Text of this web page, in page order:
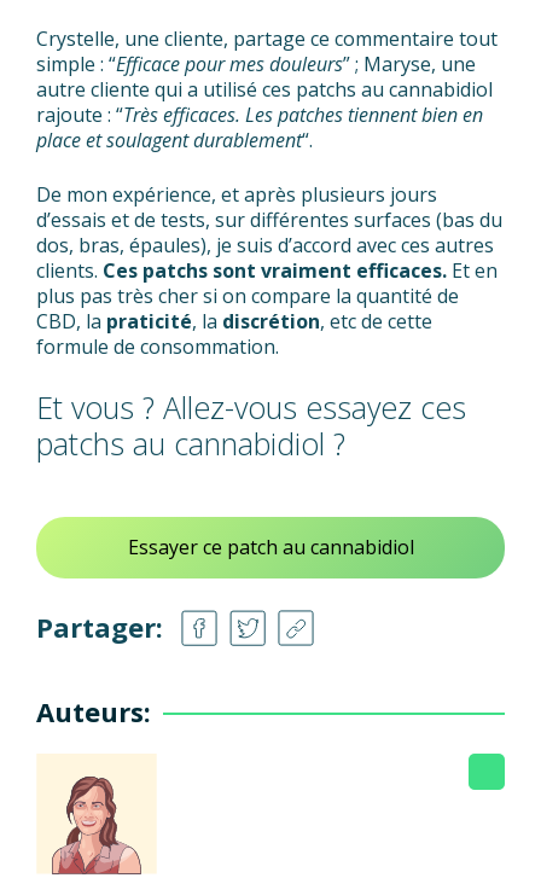
Crystelle, une cliente, partage ce commentaire tout
simple : “Efficace pour mes douleurs” ; Maryse, une
autre cliente qui a utilisé ces patchs au cannabidiol
rajoute : “Très efficaces. Les patches tiennent bien en
place et soulagent durablement“.
De mon expérience, et après plusieurs jours
d’essais et de tests, sur différentes surfaces (bas du
dos, bras, épaules), je suis d’accord avec ces autres
clients. Ces patchs sont vraiment efficaces. Et en
plus pas très cher si on compare la quantité de
CBD, la praticité, la discrétion, etc de cette
formule de consommation.
Et vous ? Allez-vous essayez ces
patchs au cannabidiol ?
Essayer ce patch au cannabidiol
Partager:
Auteurs: